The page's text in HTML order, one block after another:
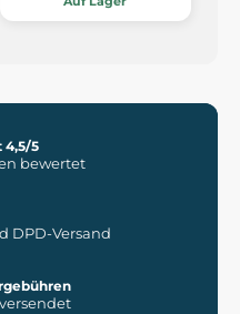
4,5/5
bewertet
DPD-Versand